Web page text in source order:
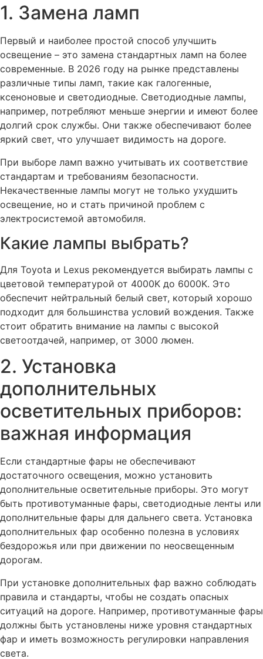
1. Замена ламп
Первый и наиболее простой способ улучшить
освещение – это замена стандартных ламп на более
современные. В 2026 году на рынке представлены
различные типы ламп, такие как галогенные,
ксеноновые и светодиодные. Светодиодные лампы,
например, потребляют меньше энергии и имеют более
долгий срок службы. Они также обеспечивают более
яркий свет, что улучшает видимость на дороге.
При выборе ламп важно учитывать их соответствие
стандартам и требованиям безопасности.
Некачественные лампы могут не только ухудшить
освещение, но и стать причиной проблем с
электросистемой автомобиля.
Какие лампы выбрать?
Для Toyota и Lexus рекомендуется выбирать лампы с
цветовой температурой от 4000K до 6000K. Это
обеспечит нейтральный белый свет, который хорошо
подходит для большинства условий вождения. Также
стоит обратить внимание на лампы с высокой
светоотдачей, например, от 3000 люмен.
2. Установка
дополнительных
осветительных приборов:
важная информация
Если стандартные фары не обеспечивают
достаточного освещения, можно установить
дополнительные осветительные приборы. Это могут
быть противотуманные фары, светодиодные ленты или
дополнительные фары для дальнего света. Установка
дополнительных фар особенно полезна в условиях
бездорожья или при движении по неосвещенным
дорогам.
При установке дополнительных фар важно соблюдать
правила и стандарты, чтобы не создать опасных
ситуаций на дороге. Например, противотуманные фары
должны быть установлены ниже уровня стандартных
фар и иметь возможность регулировки направления
света.